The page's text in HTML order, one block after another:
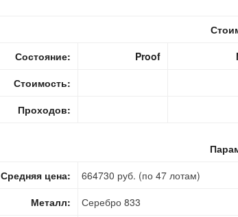
Состояние:
Proof
Стоимость:
Проходов:
Средняя цена:
664730 руб. (по 47 лотам)
Металл:
Серебро 833